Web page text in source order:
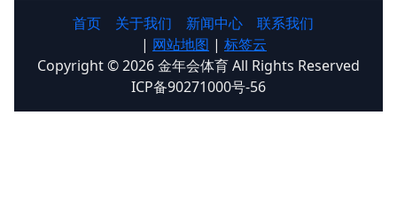
首页 关于我们 新闻中心
联系我们
| 网站地图 | 标签云
Copyright © 2026 金年会体育 All Rights Reserved
ICP备90271000号-56